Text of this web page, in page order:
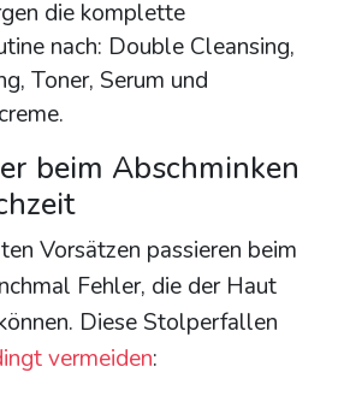
die komplette
nach: Double Cleansing,
Toner, Serum und
beim Abschminken
Vorsätzen passieren beim
Fehler, die der Haut
Diese Stolperfallen
vermeiden: